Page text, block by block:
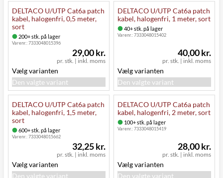
DELTACO U/UTP Cat6a patch
kabel, halogenfri, 0,5 meter,
sort
200+ stk. på lager
Varenr.:7333048015396
pr. stk. | inkl. moms
29,00 kr.
Vælg varianten
Den valgte variant
DELTACO U/UTP Cat6a patch
kabel, halogenfri, 1 meter, sort
40+ stk. på lager
Varenr.:7333048015402
pr. stk. | inkl. moms
40,00 kr.
Vælg varianten
Den valgte variant
DELTACO U/UTP Cat6a patch
kabel, halogenfri, 1,5 meter,
sort
600+ stk. på lager
Varenr.:7333048015662
pr. stk. | inkl. moms
32,25 kr.
Vælg varianten
Den valgte variant
DELTACO U/UTP Cat6a patch
kabel, halogenfri, 2 meter, sort
100+ stk. på lager
Varenr.:7333048015419
pr. stk. | inkl. moms
28,00 kr.
Vælg varianten
Den valgte variant